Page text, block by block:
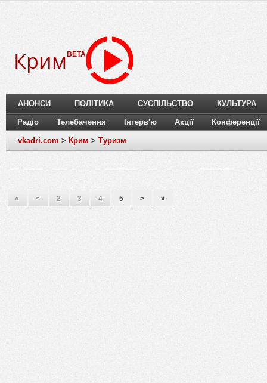
Крим BETA
АНОНСИ ПОЛІТИКА СУСПІЛЬСТВО КУЛЬТУРА
Радіо Телебачення Інтерв'ю Акції Конференції
vkadri.com > Крим > Туризм
« < 2 3 4 5 > »